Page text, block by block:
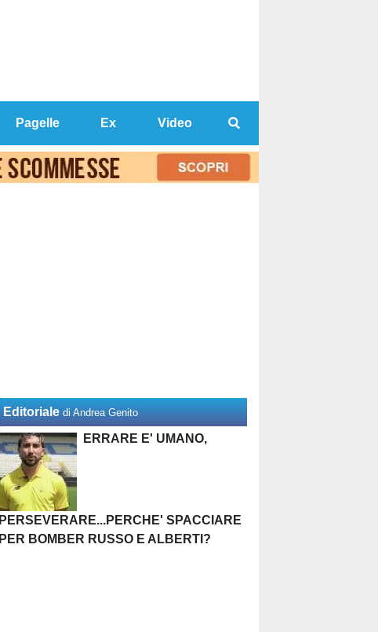
Pagelle Ex Video
Editoriale di Andrea Genito
ERRARE E' UMANO,
PERSEVERARE...PERCHE' SPACCIARE
PER BOMBER RUSSO E ALBERTI?